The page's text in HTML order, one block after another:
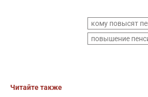
кому повысят
повышение
Читайте также